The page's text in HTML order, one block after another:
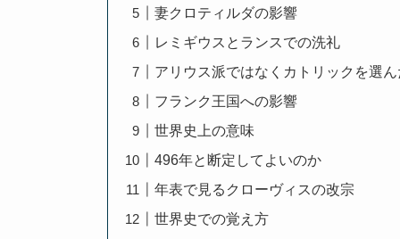
妻クロティルダの影響
レミギウスとランスでの洗礼
アリウス派ではなくカトリックを選
フランク王国への影響
世界史上の意味
496年と断定してよいのか
年表で見るクローヴィスの改宗
世界史での覚え方